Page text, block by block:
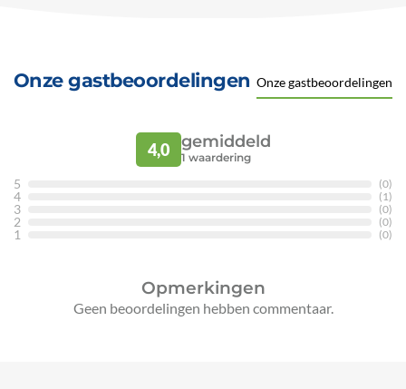
Onze gastbeoordelingen Onze gastbeoordelingen
4,0 gemiddeld
1 waardering
5 (0)
4 (1)
3 (0)
2 (0)
1 (0)
Opmerkingen
Geen beoordelingen hebben commentaar.